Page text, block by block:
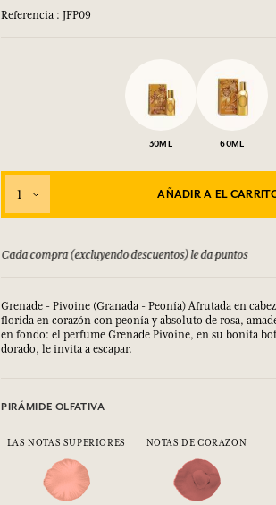
Referencia : JFP09
30ML 60ML
1 AÑADIR A EL
Cada compra (excluyendo descuentos) le da puntos
Grenade - Pivoine (Granada - Peonía) Afrutada en
florida en corazón con peonía y absoluto de rosa,
en fondo:el perfume Grenade Pivoine, en su bonita
dorado, le invita a escapar.
PIRÁMIDE OLFATIVA
LAS NOTAS SUPERIORES NOTAS DE CORAZON